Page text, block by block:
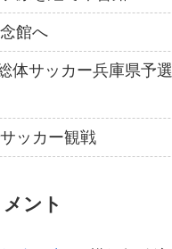
館へ
体サッカー兵庫県予
ッカー観戦
ント